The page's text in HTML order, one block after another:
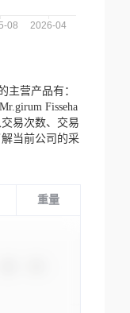
主营产品有：
Fisseha
易次数、交易
当前公司的采
重量